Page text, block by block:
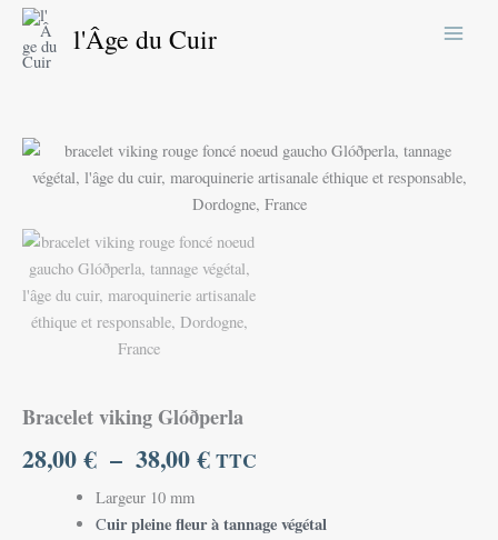
Aller
contenu
l'Âge du Cuir
Bracelet viking Glóðperla
28,00€ – 38,00€
Plage
de
prix :
28,00 €
à
TTC
Largeur 10 mm
Cuir pleine fleur à tannage végétal
quantité
Bracelet
Glóðperla